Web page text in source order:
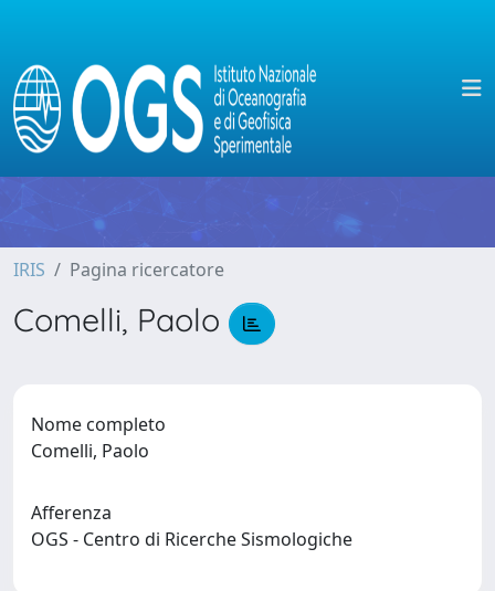
IRIS Pagina ricercatore
Comelli, Paolo
Nome completo
Comelli, Paolo
Afferenza
OGS - Centro di Ricerche Sismologiche